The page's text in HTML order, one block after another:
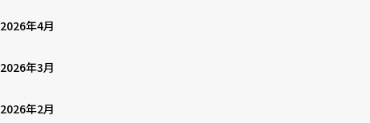
2026年4月
2026年3月
2026年2月